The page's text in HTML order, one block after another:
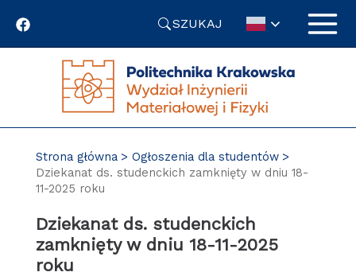
SZUKAJ
Strona główna
Ogłoszenia dla studentów
Dziekanat ds. studenckich zamknięty w dniu 18-
11-2025 roku
Dziekanat ds. studenckich
zamknięty w dniu 18-11-2025
roku